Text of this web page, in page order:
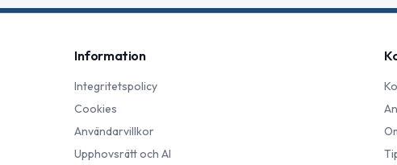
Information
Integritetspolicy
Cookies
Användarvillkor
Upphovsrätt och AI